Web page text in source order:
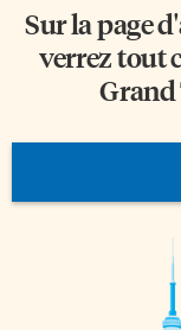
Sur la page
verrez tout
Grand